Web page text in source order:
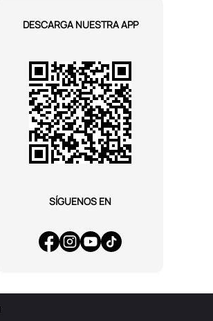
DESCARGA NUESTRA APP
SÍGUENOS EN